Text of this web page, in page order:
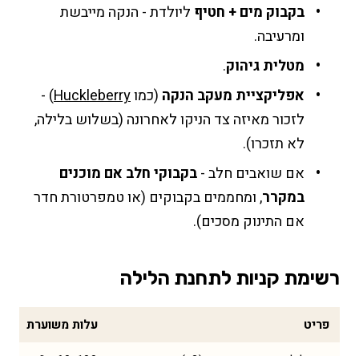
בקבוק מים + חטיף ליולדת - הנקה מייבשת
ומרעיבה.
מטלית גיהוק.
אפליקציית מעקב הנקה (כמוHuckleberry
) -
לזכור מאיזה צד הניקו לאחרונה (בשלוש בלילה,
לא תזכרו).
אם שואבים חלב -בקבוקי חלב אם מוכנים
במקרר, ומחממים בקבוקים (או טמפרטורת חדר
אם התינוק מסכים).
רשימת קניות לתחנת הלילה
פריט
עלות משוערת